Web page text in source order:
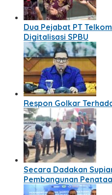
Dua Pejabat PT
Digitalisasi SPBU
Respon Golkar
Secara Dadakan
Pembangunan